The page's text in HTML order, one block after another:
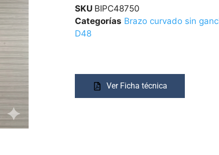
SKU BIPC48750
Categorías Brazo curvado sin
D48
Ver Ficha técnica